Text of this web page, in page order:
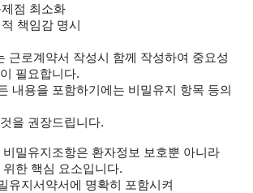
점 최소화
책임감 명시
근로계약서 작성시 함께 작성하여 중요성
필요합니다.
내용을 포함하기에는 비밀유지 항목 등의
을 권장드립니다.
밀유지조항은 환자정보 보호뿐 아니라
한 핵심 요소입니다.
유지서약서에 명확히 포함시켜